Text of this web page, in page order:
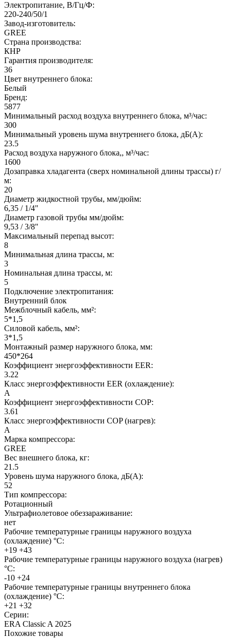
Электропитание, В/Гц/Ф:
220-240/50/1
Завод-изготовитель:
GREE
Страна производства:
КНР
Гарантия производителя:
36
Цвет внутреннего блока:
Белый
Бренд:
5877
Минимальный расход воздуха внутреннего блока, м³/час:
300
Минимальный уровень шума внутреннего блока, дБ(А):
23.5
Расход воздуха наружного блока,, м³/час:
1600
Дозаправка хладагента (сверх номинальной длины трассы) г/
м:
20
Диаметр жидкостной трубы, мм/дюйм:
6,35 / 1/4"
Диаметр газовой трубы мм/дюйм:
9,53 / 3/8"
Максимальный перепад высот:
8
Минимальная длина трассы, м:
3
Номинальная длина трассы, м:
5
Подключение электропитания:
Внутренний блок
Межблочный кабель, мм²:
5*1,5
Силовой кабель, мм²:
3*1,5
Монтажный размер наружного блока, мм:
450*264
Коэффициент энергоэффективности EER:
3.22
Класс энергоэффективности EER (охлаждение):
A
Коэффициент энергоэффективности COP:
3.61
Класс энергоэффективности COP (нагрев):
A
Марка компрессора:
GREE
Вес внешнего блока, кг:
21.5
Уровень шума наружного блока, дБ(А):
52
Тип компрессора:
Ротационный
Ультрафиолетовое обеззараживание:
нет
Рабочие температурные границы наружного воздуха
(охлаждение) °C:
+19 +43
Рабочие температурные границы наружного воздуха (нагрев)
°C:
-10 +24
Рабочие температурные границы внутреннего блока
(охлаждение) °C:
+21 +32
Серии:
ERA Classic A 2025
Похожие товары